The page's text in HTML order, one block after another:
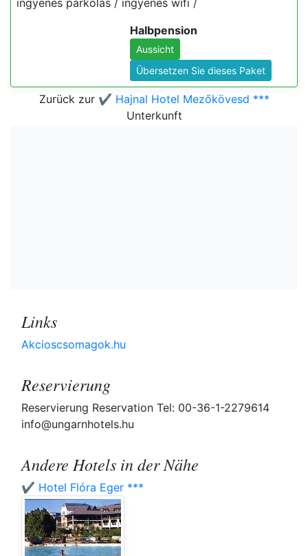
ingyenes parkolás / ingyenes wifi /
Halbpension
Aussicht
Übersetzen Sie dieses Paket
Zurück zur ✔️ Hajnal Hotel Mezőkövesd ***
Unterkunft
Links
Akcioscsomagok.hu
Reservierung
Reservierung Reservation Tel: 00-36-1-2279614
info@ungarnhotels.hu
Andere Hotels in der Nähe
✔️ Hotel Flóra Eger ***